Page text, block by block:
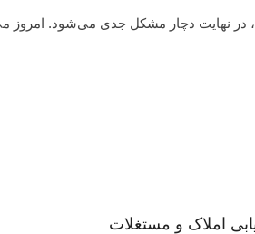
در نهایت دچار مشکل جدی می‌شود. امروز
املاک و مستغلات